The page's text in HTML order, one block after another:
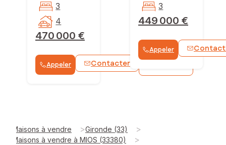
470 000 €
3
4
Appeler Contacter
449 000 €
3
Appeler
Maisons à vendre >Gironde (33) >
Maisons à vendre à MIOS (33380) >